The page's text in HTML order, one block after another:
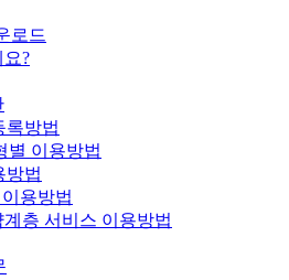
로드
요?
록방법
별 이용방법
방법
용방법
계층 서비스 이용방법